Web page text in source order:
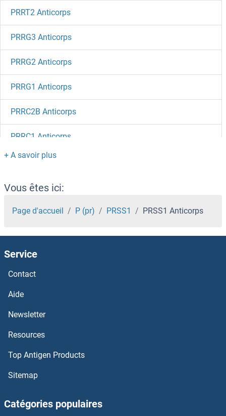
PRRT2 Anticorps
PRRG3 Anticorps
PRRG2 Anticorps
PRRG1 Anticorps
PRRC2B Anticorps
PRRC1 Anticorps
PRR7 Anticorps
PRR5L Anticorps
PRR5 Anticorps
PRR4 Anticorps
PRR3 Anticorps
PRPSAP2 Anticorps
PRPSAP1 Anticorps
PRPS2 Anticorps
PRPH2 Anticorps
Vous êtes ici:
Page d'accueil P (pr) PRSS1 PRSS1 Anticorps
Service
Contact
Aide
Newsletter
Resources
Top Antigen Products
Sitemap
Catégories populaires